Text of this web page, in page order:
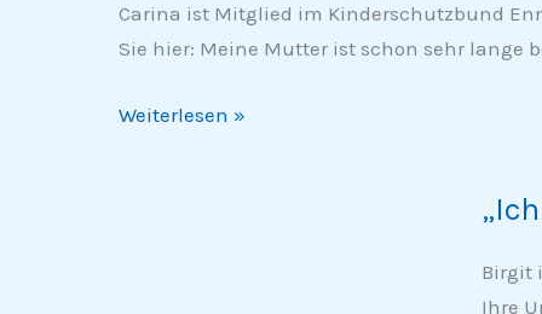
Carina ist Mitglied im Kinderschutzbund
Sie hier: Meine Mutter ist schon sehr lange
dabei.
Und
–
Weiterlesen »
Birgit
Ihre
„Ich
dabei.